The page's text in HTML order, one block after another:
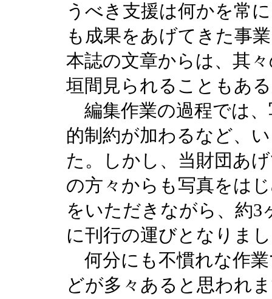
うべき支援は何かを常
も成果をあげてきた事
本誌の文章からは、其
垣間見られることもあ
編集作業の過程では、
的制約が加わるなど、
た。しかし、当財団あ
の方々からも写真をは
をいただきながら、約3
に刊行の運びとなりま
何分にも不慣れな作
どが多々あると思われ